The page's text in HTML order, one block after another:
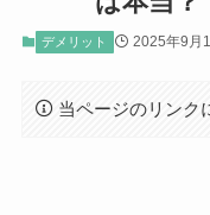
デメリット 2025年9月
当ページのリンク